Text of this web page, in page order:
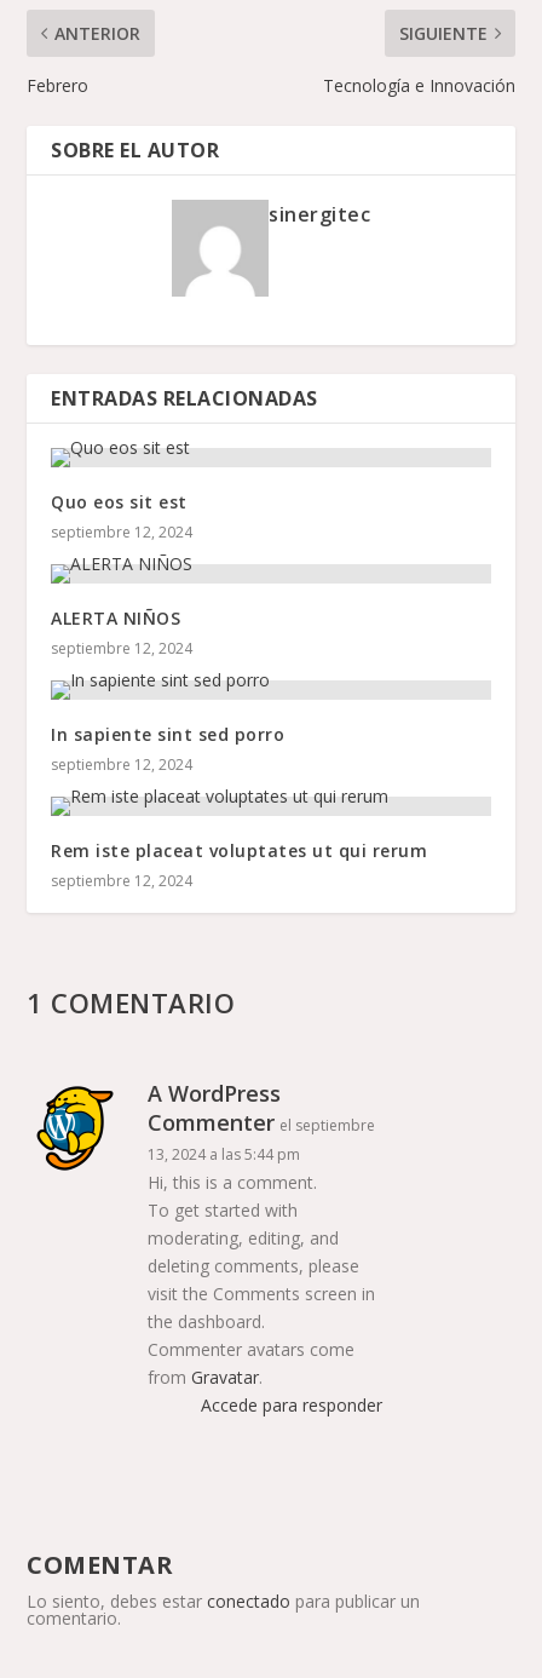
ANTERIOR
Febrero
SIGUIENTE
Tecnología e Innovación
SOBRE EL AUTOR
sinergitec
ENTRADAS RELACIONADAS
Quo eos sit est
septiembre 12, 2024
ALERTA NIÑOS
septiembre 12, 2024
In sapiente sint sed porro
septiembre 12, 2024
Rem iste placeat voluptates ut qui rerum
septiembre 12, 2024
1 COMENTARIO
A WordPress
Commenter el septiembre
13, 2024 a las 5:44 pm
Hi, this is a comment.
To get started with
moderating, editing, and
deleting comments, please
visit the Comments screen in
the dashboard.
Commenter avatars come
from Gravatar.
Accede para responder
COMENTAR
Lo siento, debes estarconectado para publicar un
comentario.